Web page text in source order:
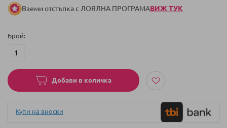
Вземи отстъпка с ЛОЯЛНА ПРОГРАМАВИЖ ТУК
Брой
Добави в количка
Купи на вноски